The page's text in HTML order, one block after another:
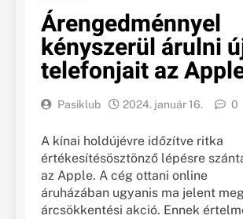
Árengedménnyel
kényszerül árulni
telefonjait az
Pasiklub 2024. január 16. 0
A kínai holdújévre időzítve ritka
értékesítésösztönző lépésre
az Apple. A cég ottani online
áruházában ugyanis ma jelent
árcsökkentési akció. Ennek